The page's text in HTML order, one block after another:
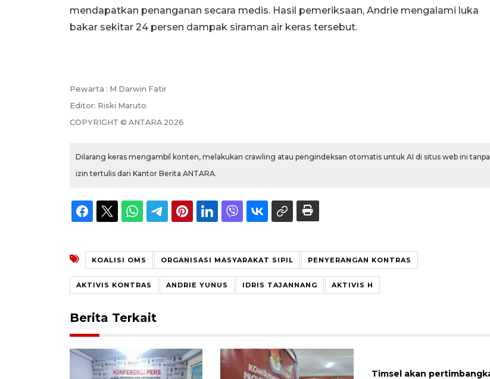
mendapatkan penanganan secara medis. Hasil pemeriksaan, Andrie mengalami luka
bakar sekitar 24 persen dampak siraman air keras tersebut.
Pewarta : M Darwin Fatir
Editor: Riski Maruto
COPYRIGHT © ANTARA 2026
Dilarang keras mengambil konten, melakukan crawling atau pengindeksan otomatis untuk AI di situs web ini tanpa
izin tertulis dari Kantor Berita ANTARA.
KOALISI OMS ORGANISASI MASYARAKAT SIPIL PENYERANGAN KONTRAS
AKTIVIS KONTRAS ANDRIE YUNUS IDRIS TAJANNANG AKTIVIS H
Berita Terkait